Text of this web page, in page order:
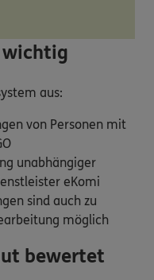
wichtig
aus:
von Personen mit
unabhängiger
eKomi
sind auch zu
möglich
bewertet